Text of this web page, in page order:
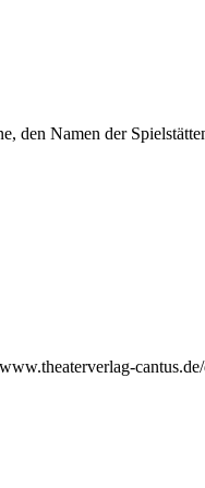
den Namen der